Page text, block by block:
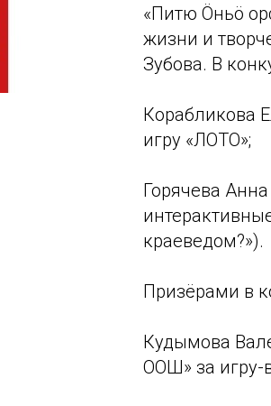
«Питю Öньö
жизни и
Зубова. В
Корабликова
игру «ЛОТО»;
Горячева
краеведом?»).
Призёрами в
Кудымова
ООШ» за игру-